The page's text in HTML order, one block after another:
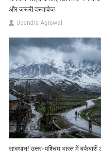
और जरूरी दस्तावेज
Upendra Agrawal
सावधान! उत्तर-पश्चिम भारत में